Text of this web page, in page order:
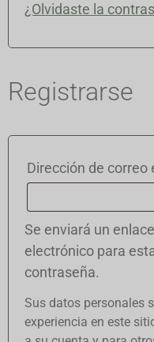
¿Olvidaste la
Registrarse
Dirección de correo
Se enviará un
electrónico para
contraseña.
Sus datos personales
experiencia en este